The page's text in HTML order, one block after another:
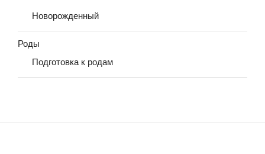
Новорожденный
Роды
Подготовка к родам